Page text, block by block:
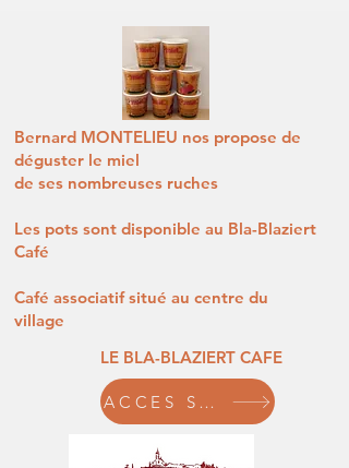
Bernard MONTELIEU nos propose de
déguster le miel
de ses nombreuses ruches
Les pots sont disponible au Bla-Blaziert
Café
Café associatif situé au centre du
village
ACCES SITE
LE BLA-BLAZIERT CAFE